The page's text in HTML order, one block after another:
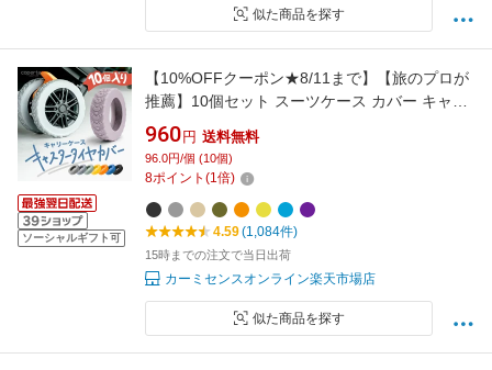
似た商品を探す
ソーシャルギフト可
【10%OFFクーポン★8/11まで】【旅のプロが
推薦】10個セット スーツケース カバー キャス
ター タイヤカバー キャリーケース ストッパー
滑り止め 汚れにくい 傷つけにくい 振動 軽減 傷
キズ 静音 防音 騒音 防止 オリジナル くすみカ
960 円 送料無料
96.0円/個 (10個)
8ポイント (1倍)
4.59(1,084件)
15時までの注文で当日出荷
カーミセンスオンライン楽天市場店
似た商品を探す